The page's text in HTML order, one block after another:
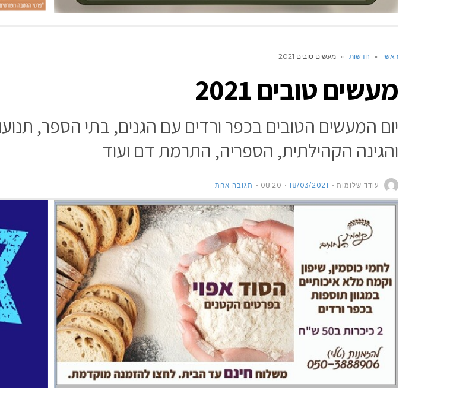
ראשי » חדשות » מעשים טובים 2021
מעשים טובים 2021
יום המעשים הטובים בכפר ורדים עם הגנים, בתי הספר,
והגינה הקהילתית, הספריה, התרמת דם ועוד
עודד שלומות 18/03/2021
08:20 תגובה אחת